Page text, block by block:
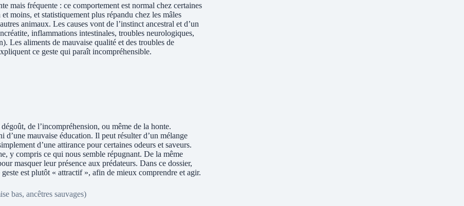
mais fréquente : ce comportement est normal chez certaines
moins, et statistiquement plus répandu chez les mâles
animaux. Les causes vont de l’instinct ancestral et d’un
inflammations intestinales, troubles neurologiques,
Les aliments de mauvaise qualité et des troubles de
ce geste qui paraît incompréhensible.
de l’incompréhension, ou même de la honte.
d’une mauvaise éducation. Il peut résulter d’un mélange
d’une attirance pour certaines odeurs et saveurs.
y compris ce qui nous semble répugnant. De la même
masquer leur présence aux prédateurs. Dans ce dossier,
est plutôt « attractif », afin de mieux comprendre et agir.
bas, ancêtres sauvages)